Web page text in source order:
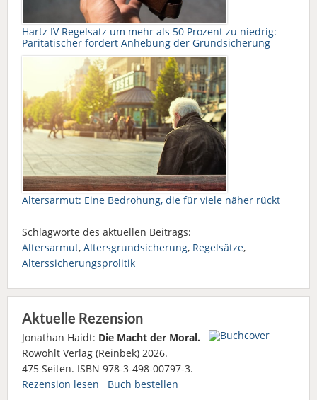
Hartz IV Regelsatz um mehr als 50 Prozent zu niedrig:
Paritätischer fordert Anhebung der Grundsicherung
Altersarmut: Eine Bedrohung, die für viele näher rückt
Schlagworte des aktuellen Beitrags:
Altersarmut, Altersgrundsicherung, Regelsätze,
Alterssicherungsprolitik
Aktuelle Rezension
Jonathan Haidt: Die Macht der Moral.
Rowohlt Verlag (Reinbek) 2026.
475 Seiten. ISBN 978-3-498-00797-3.
Rezension lesen
Buch bestellen